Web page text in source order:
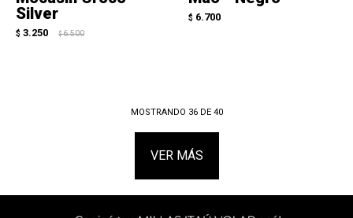
Silver
$ 3.250 $ 6.500
$ 6.700
MOSTRANDO 36DE 40
VER MÁS